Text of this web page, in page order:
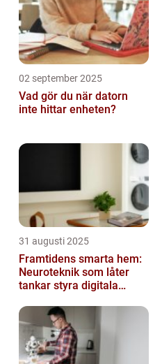
02 september 2025
Vad gör du när datorn
inte hittar enheten?
31 augusti 2025
Framtidens smarta hem:
Neuroteknik som låter
tankar styra digitala